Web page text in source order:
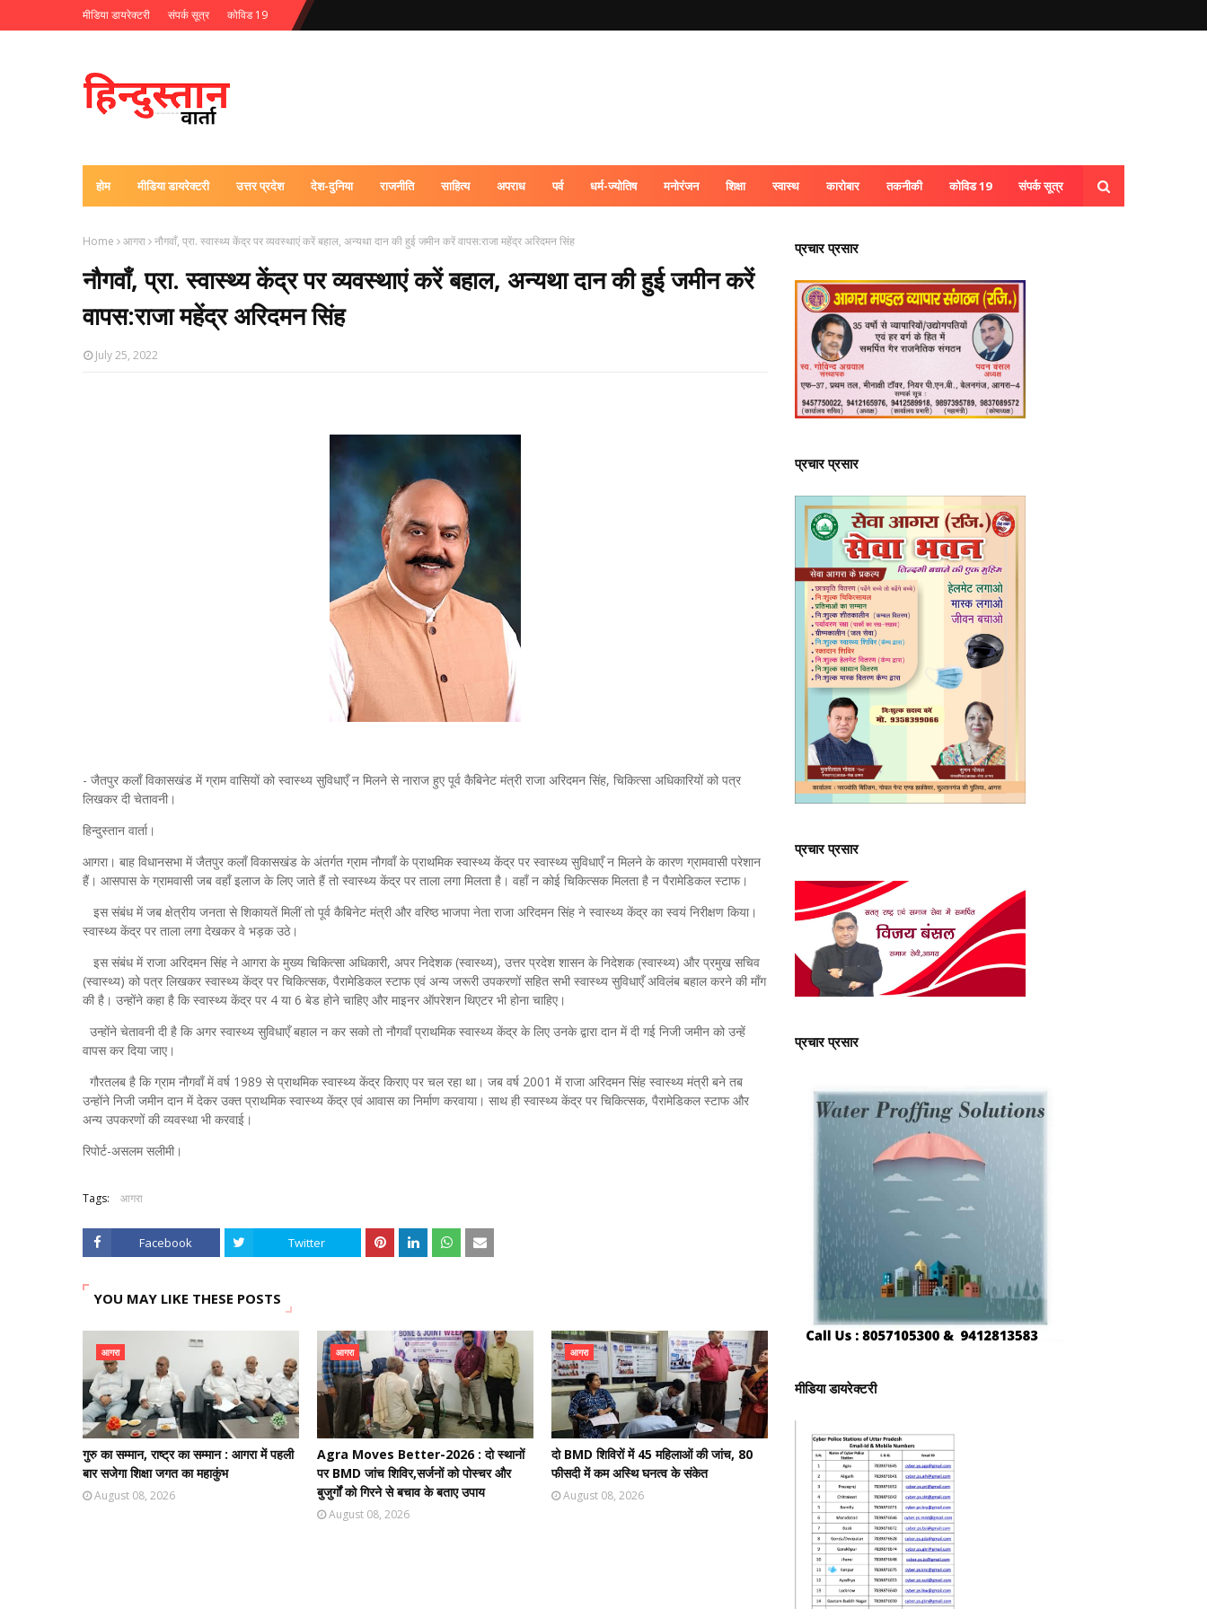
मीडिया डायरेक्टरी संपर्क सूत्र कोविड 19
होम मीडिया डायरेक्टरी उत्तर प्रदेश देश-दुनिया राजनीति साहित्य अपराध पर्व धर्म-ज्योतिष मनोरंजन शिक्षा स्वास्थ कारोबार तकनीकी कोविड 19 संपर्क सूत्र
Home आगरा नौगवाँ, प्रा. स्वास्थ्य केंद्र पर व्यवस्थाएं करें बहाल, अन्यथा दान की हुई जमीन करें वापस:राजा महेंद्र अरिदमन सिंह
नौगवाँ, प्रा. स्वास्थ्य केंद्र पर व्यवस्थाएं करें बहाल, अन्यथा दान की हुई जमीन करें
वापस:राजा महेंद्र अरिदमन सिंह
July 25, 2022
- जैतपुर कलाँ विकासखंड में ग्राम वासियों को स्वास्थ्य सुविधाएँ न मिलने से नाराज हुए पूर्व कैबिनेट मंत्री राजा अरिदमन सिंह, चिकित्सा अधिकारियों को पत्र
लिखकर दी चेतावनी।
हिन्दुस्तान वार्ता।
आगरा। बाह विधानसभा में जैतपुर कलाँ विकासखंड के अंतर्गत ग्राम नौगवाँ के प्राथमिक स्वास्थ्य केंद्र पर स्वास्थ्य सुविधाएँ न मिलने के कारण ग्रामवासी परेशान
हैं। आसपास के ग्रामवासी जब वहाँ इलाज के लिए जाते हैं तो स्वास्थ्य केंद्र पर ताला लगा मिलता है। वहाँ न कोई चिकित्सक मिलता है न पैरामेडिकल स्टाफ।
इस संबंध में जब क्षेत्रीय जनता से शिकायतें मिलीं तो पूर्व कैबिनेट मंत्री और वरिष्ठ भाजपा नेता राजा अरिदमन सिंह ने स्वास्थ्य केंद्र का स्वयं निरीक्षण किया।
स्वास्थ्य केंद्र पर ताला लगा देखकर वे भड़क उठे।
इस संबंध में राजा अरिदमन सिंह ने आगरा के मुख्य चिकित्सा अधिकारी, अपर निदेशक (स्वास्थ्य), उत्तर प्रदेश शासन के निदेशक (स्वास्थ्य) और प्रमुख सचिव
(स्वास्थ्य) को पत्र लिखकर स्वास्थ्य केंद्र पर चिकित्सक, पैरामेडिकल स्टाफ एवं अन्य जरूरी उपकरणों सहित सभी स्वास्थ्य सुविधाएँ अविलंब बहाल करने की माँग
की है। उन्होंने कहा है कि स्वास्थ्य केंद्र पर 4 या 6 बेड होने चाहिए और माइनर ऑपरेशन थिएटर भी होना चाहिए।
उन्होंने चेतावनी दी है कि अगर स्वास्थ्य सुविधाएँ बहाल न कर सको तो नौगवाँ प्राथमिक स्वास्थ्य केंद्र के लिए उनके द्वारा दान में दी गई निजी जमीन को उन्हें
वापस कर दिया जाए।
गौरतलब है कि ग्राम नौगवाँ में वर्ष 1989 से प्राथमिक स्वास्थ्य केंद्र किराए पर चल रहा था। जब वर्ष 2001 में राजा अरिदमन सिंह स्वास्थ्य मंत्री बने तब
उन्होंने निजी जमीन दान में देकर उक्त प्राथमिक स्वास्थ्य केंद्र एवं आवास का निर्माण करवाया। साथ ही स्वास्थ्य केंद्र पर चिकित्सक, पैरामेडिकल स्टाफ और
अन्य उपकरणों की व्यवस्था भी करवाई।
रिपोर्ट-असलम सलीमी।
Tags: आगरा
Facebook Twitter
YOU MAY LIKE THESE POSTS
आगरा
गुरु का सम्मान, राष्ट्र का सम्मान : आगरा में पहली
बार सजेगा शिक्षा जगत का महाकुंभ
August 08, 2026
आगरा
Agra Moves Better-2026 : दो स्थानों
पर BMD जांच शिविर,सर्जनों को पोस्चर और
बुजुर्गों को गिरने से बचाव के बताए उपाय
August 08, 2026
आगरा
दो BMD शिविरों में 45 महिलाओं की जांच, 80
फीसदी में कम अस्थि घनत्व के संकेत
August 08, 2026
प्रचार प्रसार
प्रचार प्रसार
प्रचार प्रसार
प्रचार प्रसार
मीडिया डायरेक्टरी